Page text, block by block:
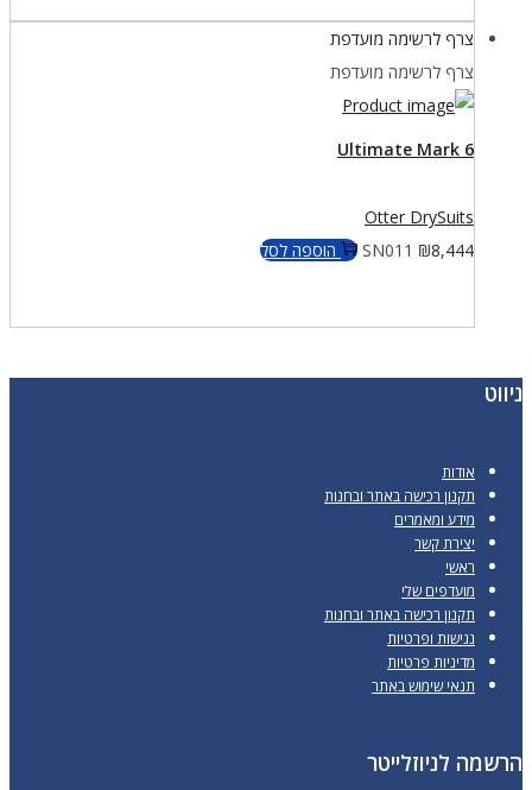
צרף לרשימה מועדפת
צרף לרשימה מועדפת
Ultimate Mark 6
Otter DrySuits
SN011 ₪8,444 הוספה לסל
ניווט
אודות
תקנון רכישה באתר ובחנות
מידע ומאמרים
יצירת קשר
ראשי
מועדפים שלי
תקנון רכישה באתר ובחנות
נגישות ופרטיות
מדיניות פרטיות
תנאי שימוש באתר
הרשמה לניוזלייטר